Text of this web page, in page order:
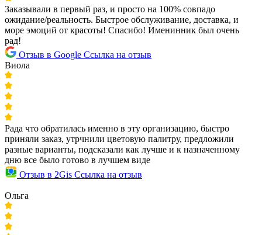
Заказывали в первый раз, и просто на 100% совпадо
ожидание/реальность. Быстрое обслуживание, доставка, и
море эмоций от красоты! Спасибо! Именинник был очень
рад!
Отзыв в Google Ссылка на отзыв
Виола
Рада что обратилась именно в эту организацию, быстро
приняли заказ, утрчнили цветовую палитру, предложили
разные варианты, подсказали как лучше и к назначенному
дню все было готово в лучшем виде
Отзыв в 2Gis Ссылка на отзыв
Ольга